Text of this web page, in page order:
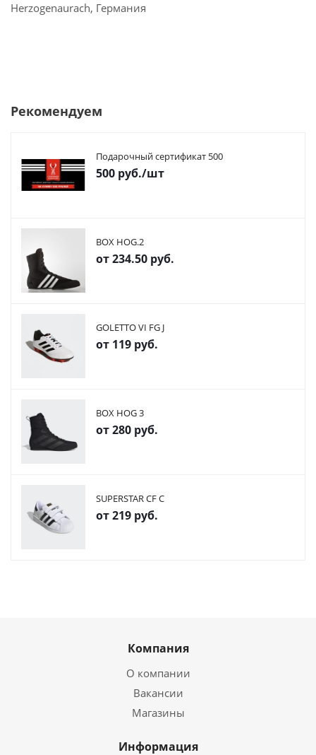
Herzogenaurach, Германия
Рекомендуем
Подарочный сертификат 500
500 руб./шт
BOX HOG.2
от234.50 руб.
GOLETTO VI FG J
от 119 руб.
BOX HOG 3
от280 руб.
SUPERSTAR CF C
от219 руб.
Компания
О компании
Вакансии
Магазины
Информация